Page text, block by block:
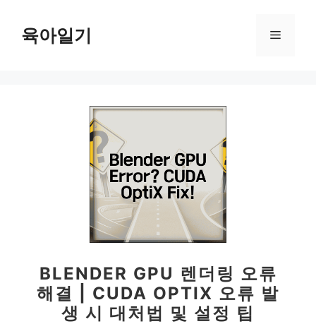
육아일기 메
BLENDER GPU 렌더링 오류
해결 | CUDA OPTIX 오류 발
생 시 대처법 및 설정 팁